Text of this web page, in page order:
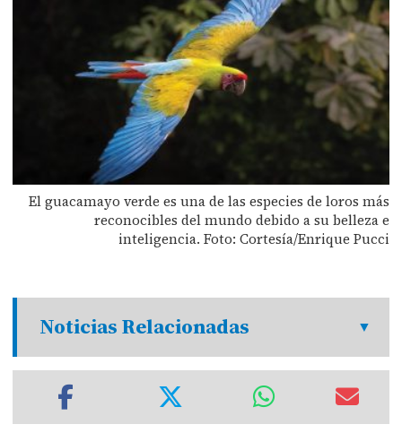
El guacamayo verde es una de las especies de loros más
reconocibles del mundo debido a su belleza e
inteligencia. Foto: Cortesía/Enrique Pucci
Noticias Relacionadas